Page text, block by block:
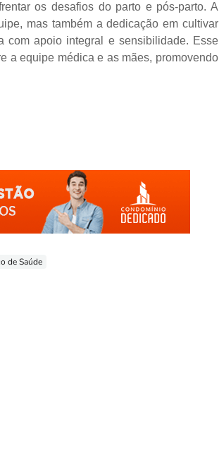
os desafios do parto e pós-parto. A
mas também a dedicação em cultivar
com apoio integral e sensibilidade. Esse
a equipe médica e as mães, promovendo
de Saúde